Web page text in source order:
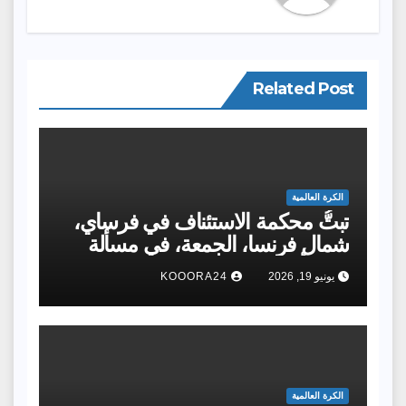
Related Post
الكرة العالمية
تبتُّ محكمة الاستئناف في فرساي،
شمال فرنسا، الجمعة، في مسألة
إحالة أشرف حكيمي
يونيو 19, 2026 KOOORA24
الكرة العالمية